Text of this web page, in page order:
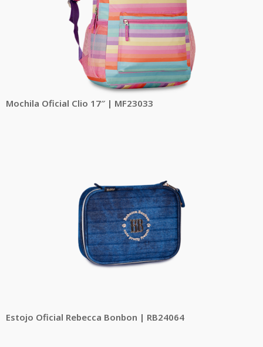
Mochila Oficial Clio 17″ | MF23033
Estojo Oficial Rebecca Bonbon | RB24064